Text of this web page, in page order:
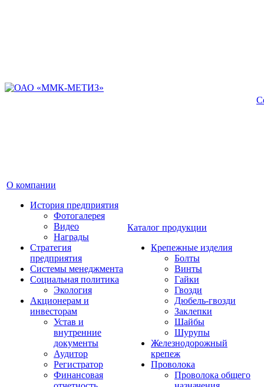
О компании
История предприятия
Фотогалерея
Видео
Награды
Стратегия
предприятия
Системы менеджмента
Социальная политика
Экология
Акционерам и
инвесторам
Устав и
внутренние
документы
Аудитор
Регистратор
Финансовая
Каталог продукции
Крепежные изделия
Болты
Винты
Гайки
Гвозди
Дюбель-гвозди
Заклепки
Шайбы
Шурупы
Железнодорожный
крепеж
Проволока
Проволока общего